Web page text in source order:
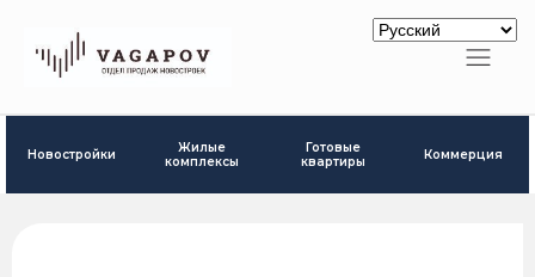
Новостройки
Жилые
комплексы
Готовые
квартиры
Коммерция